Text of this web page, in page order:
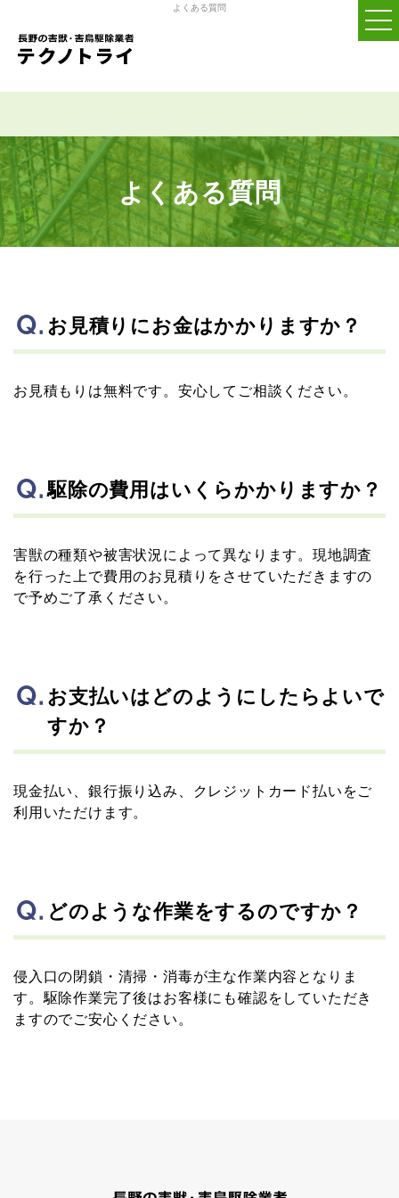
よくある質問
よくある質問
お見積りにお金はかかりますか？
お見積もりは無料です。安心してご相談ください。
駆除の費用はいくらかかりますか？
害獣の種類や被害状況によって異なります。現地調査
を行った上で費用のお見積りをさせていただきますの
で予めご了承ください。
お支払いはどのようにしたらよいで
すか？
現金払い、銀行振り込み、クレジットカード払いをご
利用いただけます。
どのような作業をするのですか？
侵入口の閉鎖・清掃・消毒が主な作業内容となりま
す。駆除作業完了後はお客様にも確認をしていただき
ますのでご安心ください。